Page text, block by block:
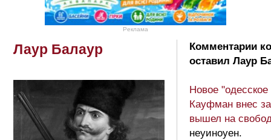
Реклама
Лаур Балаур
Комментарии
оставил Лаур
Новое
Кауфман внес
вышел на
неуиноуен.